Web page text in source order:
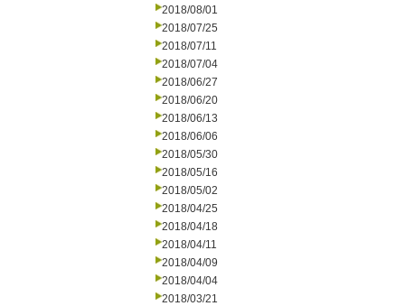
2018/08/01
2018/07/25
2018/07/11
2018/07/04
2018/06/27
2018/06/20
2018/06/13
2018/06/06
2018/05/30
2018/05/16
2018/05/02
2018/04/25
2018/04/18
2018/04/11
2018/04/09
2018/04/04
2018/03/21